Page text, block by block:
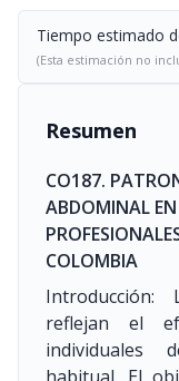
Tiempo estimado
(Esta estimación no
Resumen
CO187.
ABDOMINAL
COLOMBIA
Introducción:
reflejan el
individuales